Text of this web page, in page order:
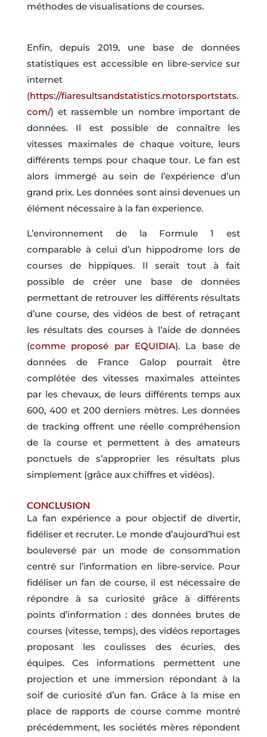
méthodes de visualisations de courses.
Enfin, depuis 2019, une base de données
statistiques est accessible en libre-service sur
internet
(https://fiaresultsandstatistics.motorsportstats.
com/) et rassemble un nombre important de
données. Il est possible de connaître les
vitesses maximales de chaque voiture, leurs
différents temps pour chaque tour. Le fan est
alors immergé au sein de l’expérience d’un
grand prix. Les données sont ainsi devenues un
élément nécessaire à la fan experience.
L’environnement de la Formule 1 est
comparable à celui d’un hippodrome lors de
courses de hippiques. Il serait tout à fait
possible de créer une base de données
permettant de retrouver les différents résultats
d’une course, des vidéos de best of retraçant
les résultats des courses à l’aide de données
(comme proposé par EQUIDIA). La base de
données de France Galop pourrait être
complétée des vitesses maximales atteintes
par les chevaux, de leurs différents temps aux
600, 400 et 200 derniers mètres. Les données
de tracking offrent une réelle compréhension
de la course et permettent à des amateurs
ponctuels de s’approprier les résultats plus
simplement (grâce aux chiffres et vidéos).
CONCLUSION
La fan expérience a pour objectif de divertir,
fidéliser et recruter. Le monde d’aujourd’hui est
bouleversé par un mode de consommation
centré sur l’information en libre-service. Pour
fidéliser un fan de course, il est nécessaire de
répondre à sa curiosité grâce à différents
points d’information : des données brutes de
courses (vitesse, temps), des vidéos reportages
proposant les coulisses des écuries, des
équipes. Ces informations permettent une
projection et une immersion répondant à la
soif de curiosité d’un fan. Grâce à la mise en
place de rapports de course comme montré
précédemment, les sociétés mères répondent